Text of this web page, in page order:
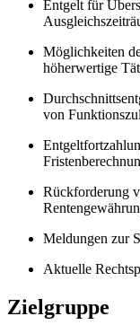
Entgelt für
Möglichkeiten
höherwertige
von
Rückforderung
Meldungen zur
Aktuelle
Zielgruppe